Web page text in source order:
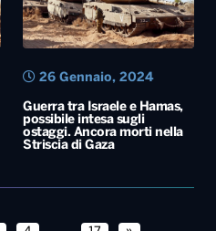
Guerra tra Israele e Hamas,
possibile intesa sugli
ostaggi. Ancora morti nella
Striscia di Gaza
26 Gennaio, 2024